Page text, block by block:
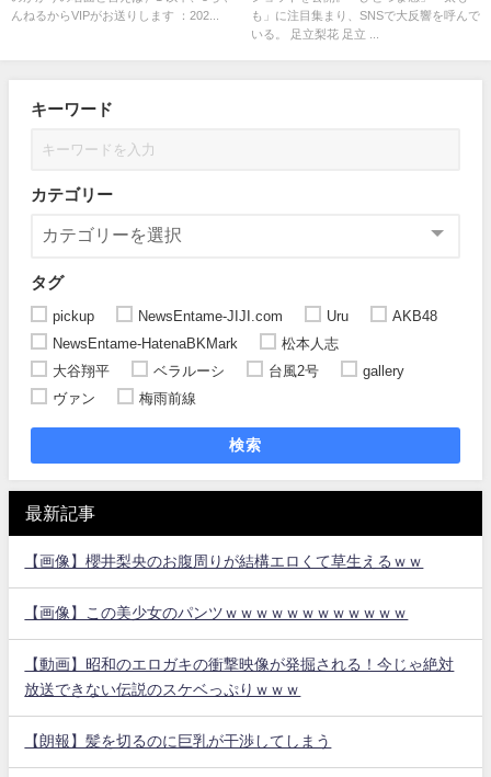
んねるからVIPがお送りします ：202...
も」に注目集まり、SNSで大反響を呼んで
いる。 足立梨花 足立 ...
キーワード
カテゴリー
タグ
pickup NewsEntame-JIJI.com Uru
AKB48
NewsEntame-HatenaBKMark
松本人志
大谷翔平
ベラルーシ 台風2号
gallery
ヴァン
梅雨前線
検索
最新記事
【画像】櫻井梨央のお腹周りが結構エロくて草生えるｗｗ
【画像】この美少女のパンツｗｗｗｗｗｗｗｗｗｗｗｗ
【動画】昭和のエロガキの衝撃映像が発掘される！今じゃ絶対
放送できない伝説のスケベっぷりｗｗｗ
【朗報】髪を切るのに巨乳が干渉してしまう